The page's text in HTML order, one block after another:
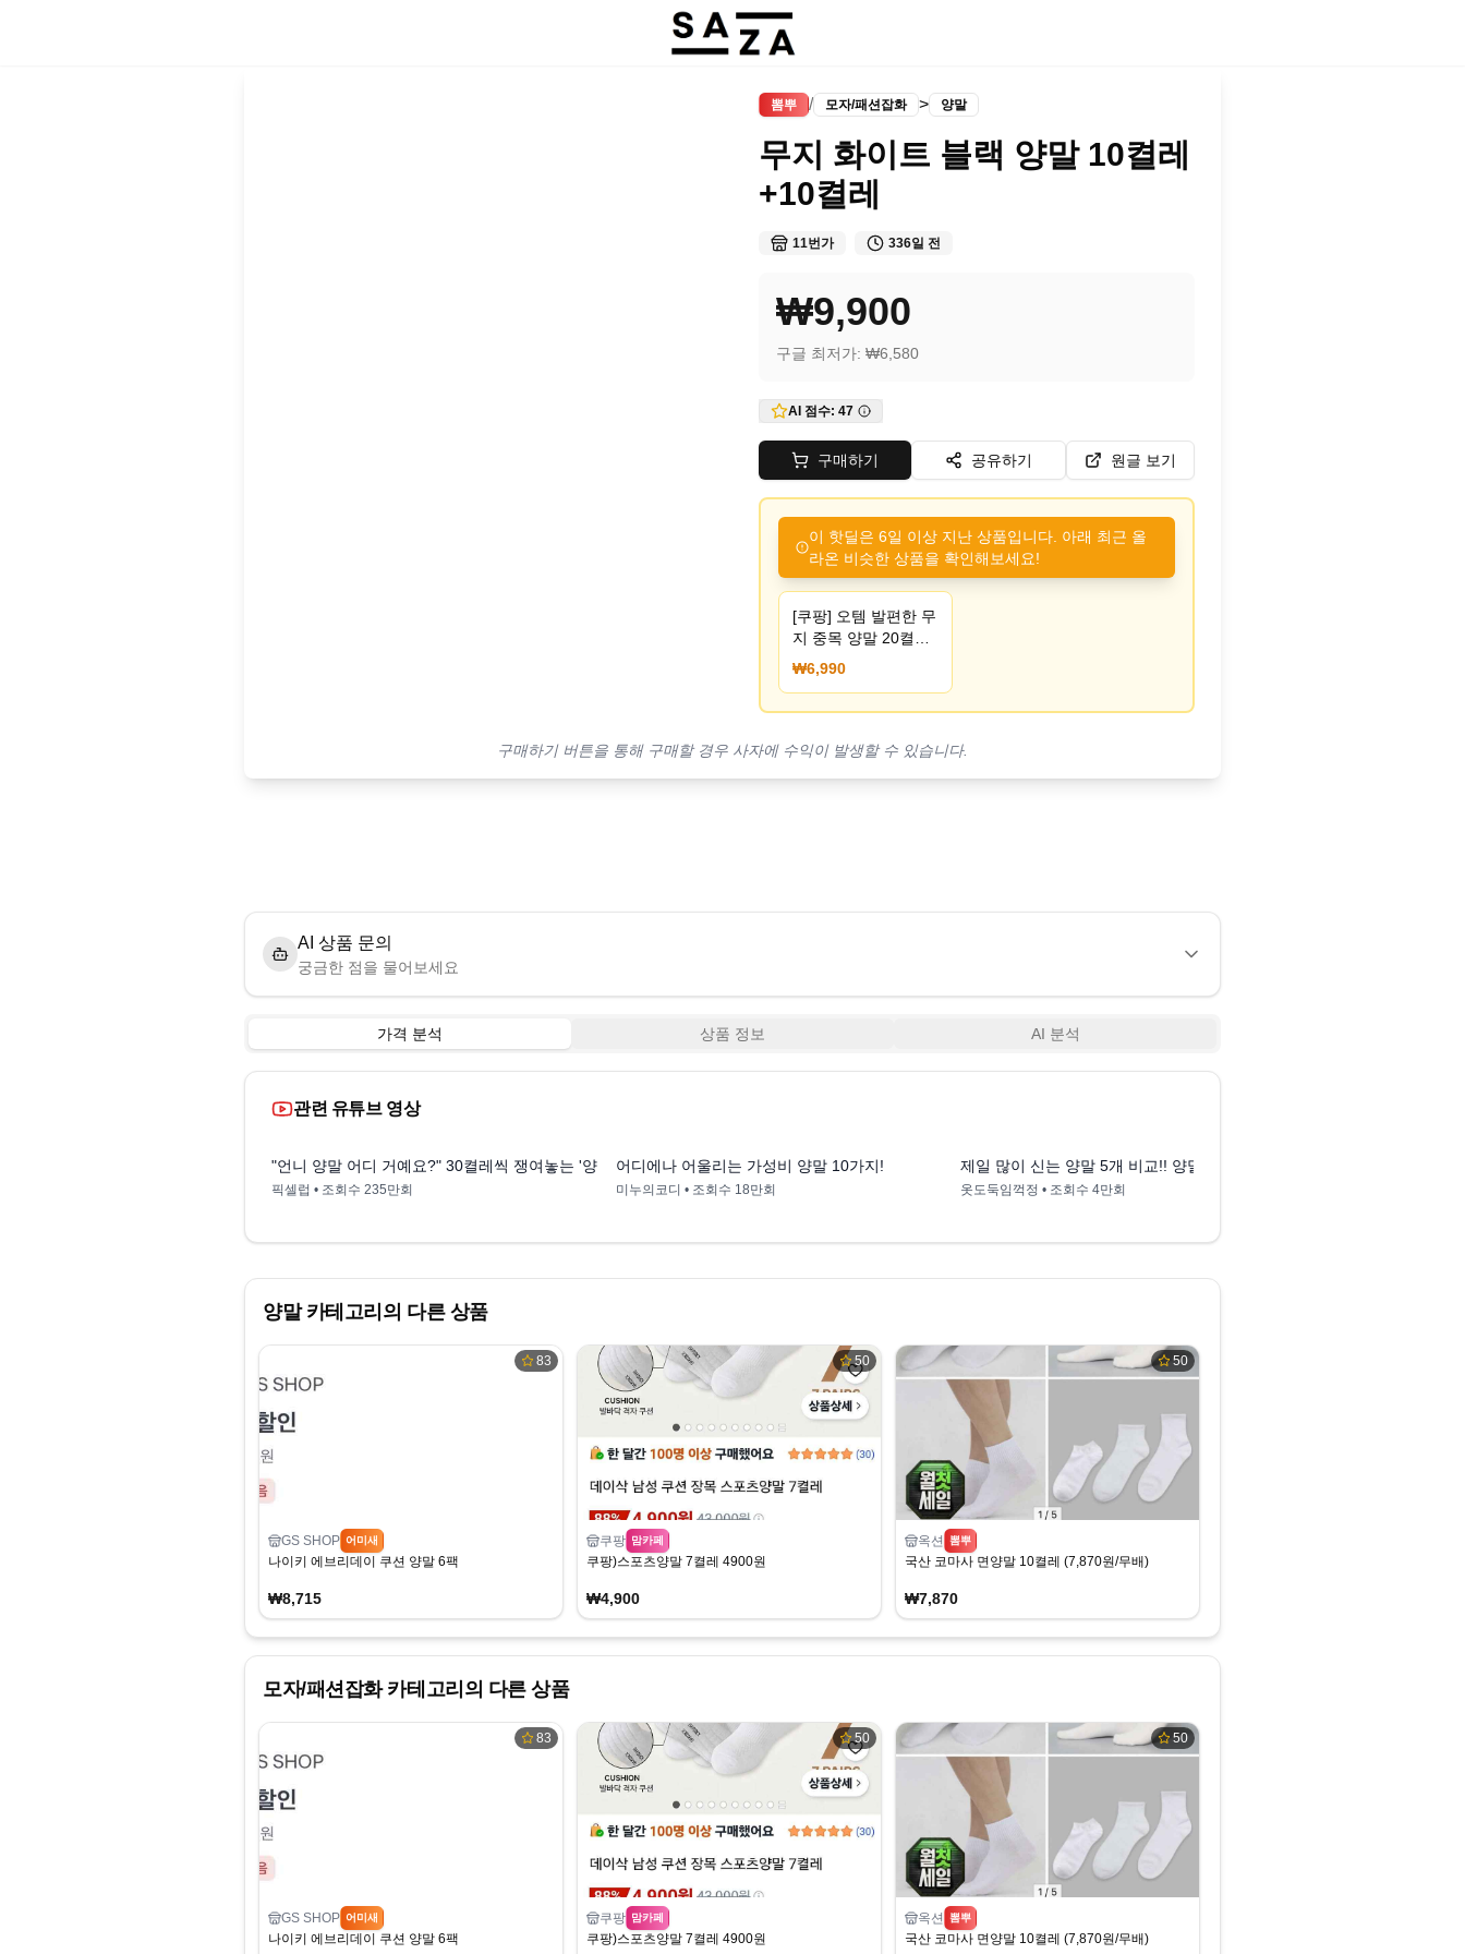
뽐뿌 / 모자/패션잡화 > 양말
무지 화이트 블랙 양말 10켤레
+10켤레
11번가 336일 전
₩9,900
구글 최저가: ₩6,580
AI 점수: 47
구매하기 공유하기 원글 보기
이 핫딜은 6일 이상 지난 상품입니다. 아래 최근 올
라온 비슷한 상품을 확인해보세요!
[쿠팡] 오템 발편한 무
지 중목 양말 20켤레
(6,990원/무료)
₩6,990
구매하기 버튼을 통해 구매할 경우 사자에 수익이 발생할 수 있습니다.
AI 상품 문의
궁금한 점을 물어보세요
가격 분석 상품 정보 AI 분석
관련 유튜브 영상
"언니 양말 어디 거예요?" 30켤레씩 쟁여놓는 '양말'
픽셀럽 • 조회수 235만회
어디에나 어울리는 가성비 양말 10가지!
미누의코디 • 조회수 18만회
제일 많이 신는 양말 5개 비교!! 양말의 왕은 누구??!
옷도둑임꺽정 • 조회수 4만회
양말카테고리의 다른 상품
83
GS SHOP 어미새
나이키 에브리데이 쿠션 양말 6팩
₩8,715
50
쿠팡 맘카페
쿠팡)스포츠양말 7켤레 4900원
₩4,900
50
옥션 뽐뿌
국산 코마사 면양말 10켤레 (7,870원/무배)
₩7,870
모자/패션잡화카테고리의 다른 상품
83
GS SHOP 어미새
나이키 에브리데이 쿠션 양말 6팩
50
쿠팡 맘카페
쿠팡)스포츠양말 7켤레 4900원
50
옥션 뽐뿌
국산 코마사 면양말 10켤레 (7,870원/무배)